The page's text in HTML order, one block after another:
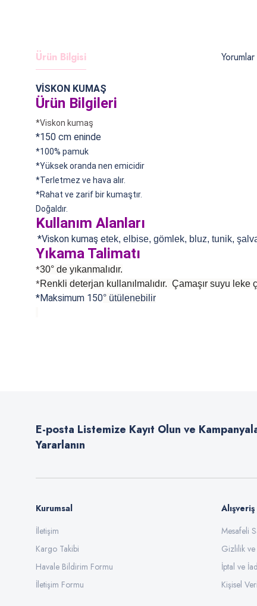
Ürün Bilgisi Yorumlar
VİSKON KUMAŞ
Ürün Bilgileri
*Viskon kumaş
*150 cm eninde
*100% pamuk
*Yüksek oranda nen emicidir
*Terletmez ve hava alır.
*Rahat ve zarif bir kumaştır.
Doğaldır.
Kullanım Alanları
*Viskon kumaş etek, elbise, gömlek, bluz, tunik,
Yıkama Talimatı
*30° de yıkanmalıdır.
*Renkli deterjan kullanılmalıdır. Çamaşır suyu leke
*Maksimum 150° ütülenebilir
Ürün bilgilerinde hatalar bulunuyor.
Ürün fiyatı diğer sitelerden daha pahalı.
E-posta Listemize Kayıt Olun ve
Yararlanın
Kurumsal
İletişim
Kargo Takibi
Havale Bildirim Formu
İletişim Formu
Alışveriş
Mesafeli
Gizlilik
İptal ve
Kişisel